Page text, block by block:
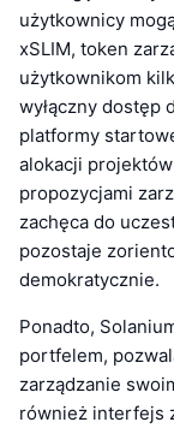
użytkownicy
xSLIM, token
użytkownikom
wyłączny dostęp
platformy
alokacji
propozycjami
zachęca do
pozostaje
demokratycznie.
Ponadto,
portfelem,
zarządzanie
również interfejs